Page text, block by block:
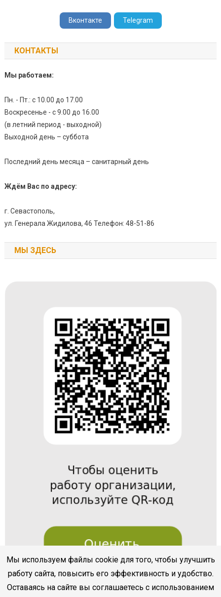
Вконтакте Telegram
КОНТАКТЫ
Мы работаем:
Пн. - Пт.: с 10.00 до 17.00
Воскресенье - с 9.00 до 16.00
(в летний период - выходной)
Выходной день – суббота
Последний день месяца – санитарный день
Ждём Вас по адресу:
г. Севастополь,
ул. Генерала Жидилова, 46 Телефон: 48-51-86
МЫ ЗДЕСЬ
Мы используем файлы cookie для того, чтобы улучшить
работу сайта, повысить его эффективность и удобство.
Оставаясь на сайте вы соглашаетесь с использованием